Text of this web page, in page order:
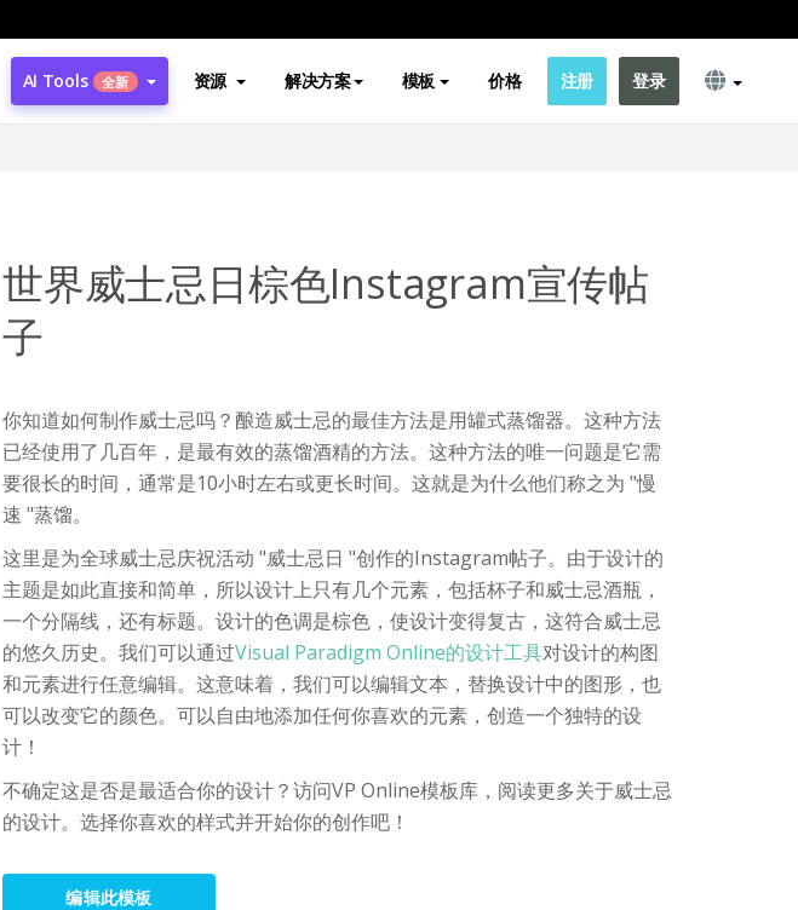
AI Tools 全新 资源 解决方案 模板 价格 注册 登录
世界威士忌日棕色Instagram宣传帖
子
你知道如何制作威士忌吗？酿造威士忌的最佳方法是用罐式蒸馏器。这种方法
已经使用了几百年，是最有效的蒸馏酒精的方法。这种方法的唯一问题是它需
要很长的时间，通常是10小时左右或更长时间。这就是为什么他们称之为 "慢
速 "蒸馏。
这里是为全球威士忌庆祝活动 "威士忌日 "创作的Instagram帖子。由于设计的
主题是如此直接和简单，所以设计上只有几个元素，包括杯子和威士忌酒瓶，
一个分隔线，还有标题。设计的色调是棕色，使设计变得复古，这符合威士忌
的悠久历史。我们可以通过Visual Paradigm Online的设计工具对设计的构图
和元素进行任意编辑。这意味着，我们可以编辑文本，替换设计中的图形，也
可以改变它的颜色。可以自由地添加任何你喜欢的元素，创造一个独特的设
计！
不确定这是否是最适合你的设计？访问VP Online模板库，阅读更多关于威士忌
的设计。选择你喜欢的样式并开始你的创作吧！
编辑此模板